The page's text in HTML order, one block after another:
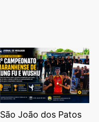
São João dos Patos